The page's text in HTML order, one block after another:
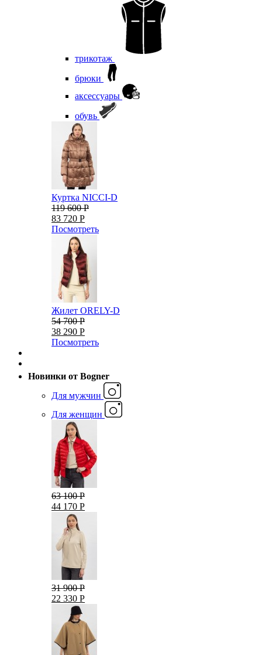
трикотаж
брюки
аксессуары
обувь
Куртка NICCI-D
119 600 Р
83 720 Р
Посмотреть
Жилет ORELY-D
54 700 Р
38 290 Р
Посмотреть
Новинки от Bogner
Для мужчин
Для женщин
63 100 Р
44 170 Р
31 900 Р
22 330 Р